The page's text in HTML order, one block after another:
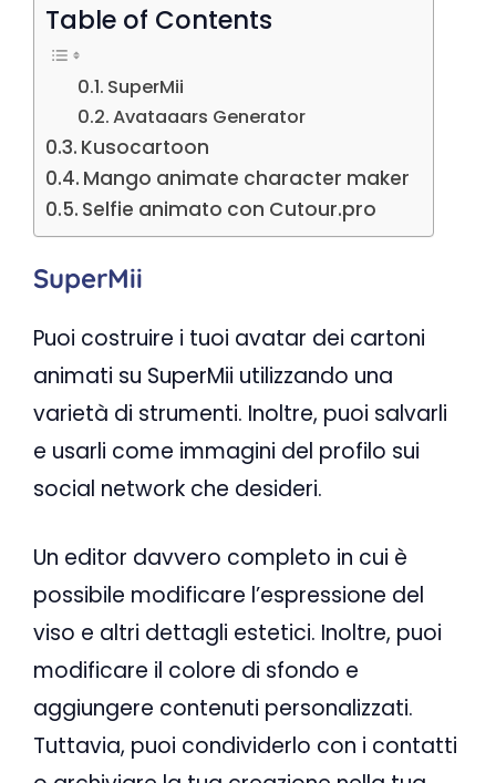
Table of Contents
SuperMii
Avataaars Generator
Kusocartoon
Mango animate character maker
Selfie animato con Cutour.pro
SuperMii
Puoi costruire i tuoi avatar dei cartoni
animati su SuperMii utilizzando una
varietà di strumenti. Inoltre, puoi salvarli
e usarli come immagini del profilo sui
social network che desideri.
Un editor davvero completo in cui è
possibile modificare l’espressione del
viso e altri dettagli estetici. Inoltre, puoi
modificare il colore di sfondo e
aggiungere contenuti personalizzati.
Tuttavia, puoi condividerlo con i contatti